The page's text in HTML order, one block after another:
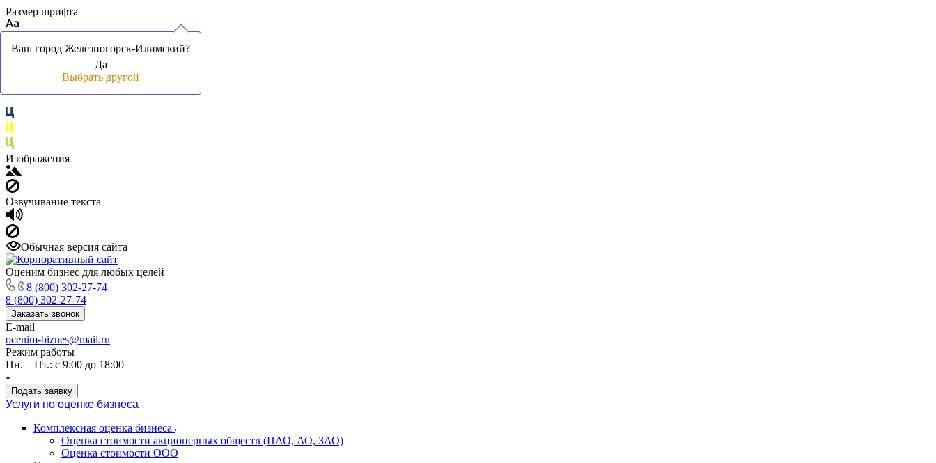
Размер шрифта
Цвет фона и шрифта
Изображения
Озвучивание текста
Обычная версия сайта
Оценим бизнес для любых целей
8 (800) 302-27-74
8 (800) 302-27-74
Заказать звонок
E-mail
ocenim-biznes@mail.ru
Режим работы
Пн. – Пт.: с 9:00 до 18:00
Подать заявку
Услуги по оценке бизнеса
Комплексная оценка бизнеса
Оценка стоимости акционерных обществ (ПАО, АО, ЗАО)
Оценка стоимости ООО
Ваш город Железногорск-Илимский?
Да
Выбрать другой
Ваш город Железногорск-Илимский?
Да
Выбрать другой